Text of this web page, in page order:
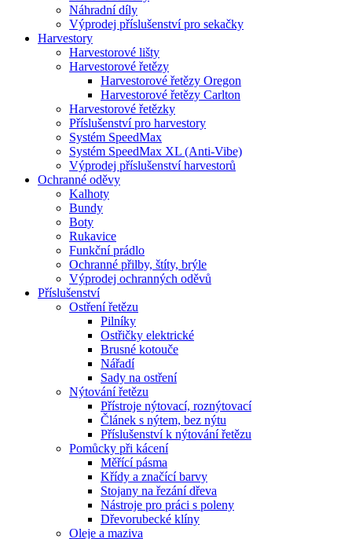
Náhradní díly
Výprodej příslušenství pro sekačky
Harvestory
Harvestorové lišty
Harvestorové řetězy
Harvestorové řetězy Oregon
Harvestorové řetězy Carlton
Harvestorové řetězky
Příslušenství pro harvestory
Systém SpeedMax
Systém SpeedMax XL (Anti-Vibe)
Výprodej příslušenství harvestorů
Ochranné oděvy
Kalhoty
Bundy
Boty
Rukavice
Funkční prádlo
Ochranné přilby, štíty, brýle
Výprodej ochranných oděvů
Příslušenství
Ostření řetězu
Pilníky
Ostřičky elektrické
Brusné kotouče
Nářadí
Sady na ostření
Nýtování řetězu
Přístroje nýtovací, roznýtovací
Článek s nýtem, bez nýtu
Příslušenství k nýtování řetězu
Pomůcky při kácení
Měřící pásma
Křídy a značící barvy
Stojany na řezání dřeva
Nástroje pro práci s poleny
Dřevorubecké klíny
Oleje a maziva